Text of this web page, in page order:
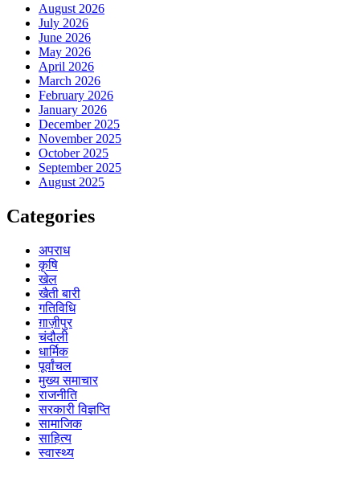
August 2026
July 2026
June 2026
May 2026
April 2026
March 2026
February 2026
January 2026
December 2025
November 2025
October 2025
September 2025
August 2025
Categories
अपराध
कृषि
खेल
खैती बारी
गतिविधि
ग़ाज़ीपुर
चंदौली
धार्मिक
पूर्वांचल
मुख्य समाचार
राजनीति
सरकारी विज्ञप्ति
सामाजिक
साहित्य
स्वास्थ्य